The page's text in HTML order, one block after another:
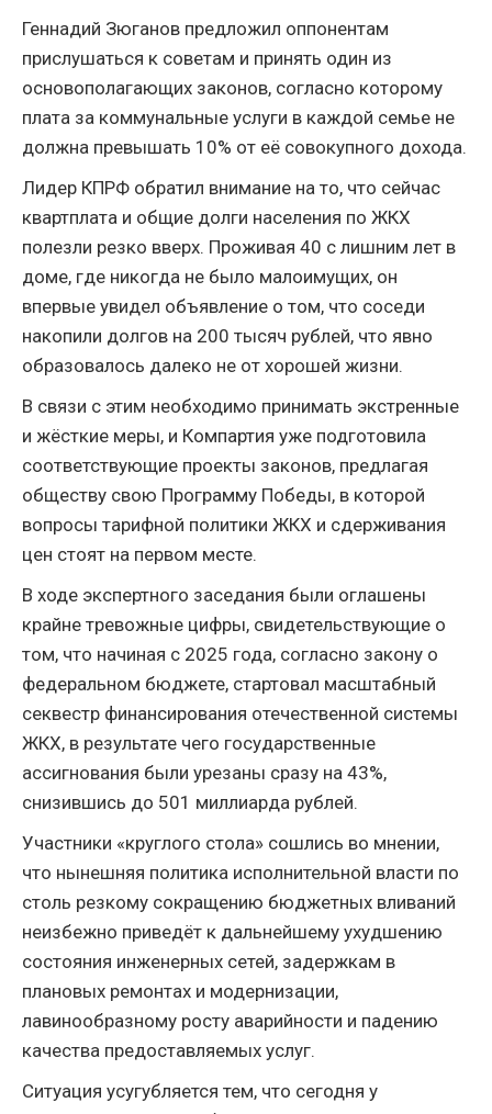
Геннадий Зюганов предложил оппонентам
прислушаться к советам и принять один из
основополагающих законов, согласно которому
плата за коммунальные услуги в каждой семье не
должна превышать 10% от её совокупного дохода.
Лидер КПРФ обратил внимание на то, что сейчас
квартплата и общие долги населения по ЖКХ
полезли резко вверх. Проживая 40 с лишним лет в
доме, где никогда не было малоимущих, он
впервые увидел объявление о том, что соседи
накопили долгов на 200 тысяч рублей, что явно
образовалось далеко не от хорошей жизни.
В связи с этим необходимо принимать экстренные
и жёсткие меры, и Компартия уже подготовила
соответствующие проекты законов, предлагая
обществу свою Программу Победы, в которой
вопросы тарифной политики ЖКХ и сдерживания
цен стоят на первом месте.
В ходе экспертного заседания были оглашены
крайне тревожные цифры, свидетельствующие о
том, что начиная с 2025 года, согласно закону о
федеральном бюджете, стартовал масштабный
секвестр финансирования отечественной системы
ЖКХ, в результате чего государственные
ассигнования были урезаны сразу на 43%,
снизившись до 501 миллиарда рублей.
Участники «круглого стола» сошлись во мнении,
что нынешняя политика исполнительной власти по
столь резкому сокращению бюджетных вливаний
неизбежно приведёт к дальнейшему ухудшению
состояния инженерных сетей, задержкам в
плановых ремонтах и модернизации,
лавинообразному росту аварийности и падению
качества предоставляемых услуг.
Ситуация усугубляется тем, что сегодня у